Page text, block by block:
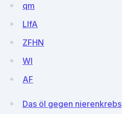
qm
LIfA
ZFHN
WI
AF
Das öl gegen nierenkrebs